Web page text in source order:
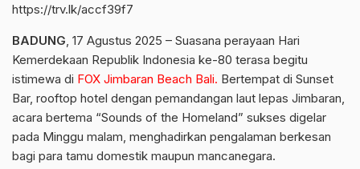
https://trv.lk/accf39f7
BADUNG, 17 Agustus 2025 – Suasana perayaan Hari
Kemerdekaan Republik Indonesia ke-80 terasa begitu
istimewa di FOX Jimbaran Beach Bali. Bertempat di Sunset
Bar, rooftop hotel dengan pemandangan laut lepas Jimbaran,
acara bertema “Sounds of the Homeland” sukses digelar
pada Minggu malam, menghadirkan pengalaman berkesan
bagi para tamu domestik maupun mancanegara.